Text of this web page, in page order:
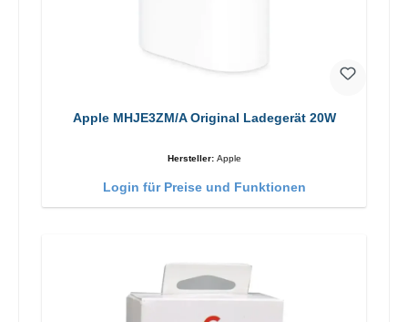
Apple MHJE3ZM/A Original Ladegerät 20W
Hersteller: Apple
Login für Preise und Funktionen